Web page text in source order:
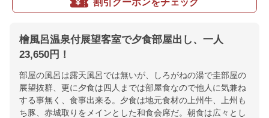
檜風呂温泉付展望客室で夕食部屋出し、一人
23,650円！
部屋の風呂は露天風呂では無いが、しろがねの湯で圭部屋の
展望抜群、更に夕食は四人までは部屋食なので他人に気兼ね
する事無く、食事出来る。夕食は地元食材の上州牛、上州も
ち豚、赤城取りをメインとした和食会席だ。朝食は広々とし